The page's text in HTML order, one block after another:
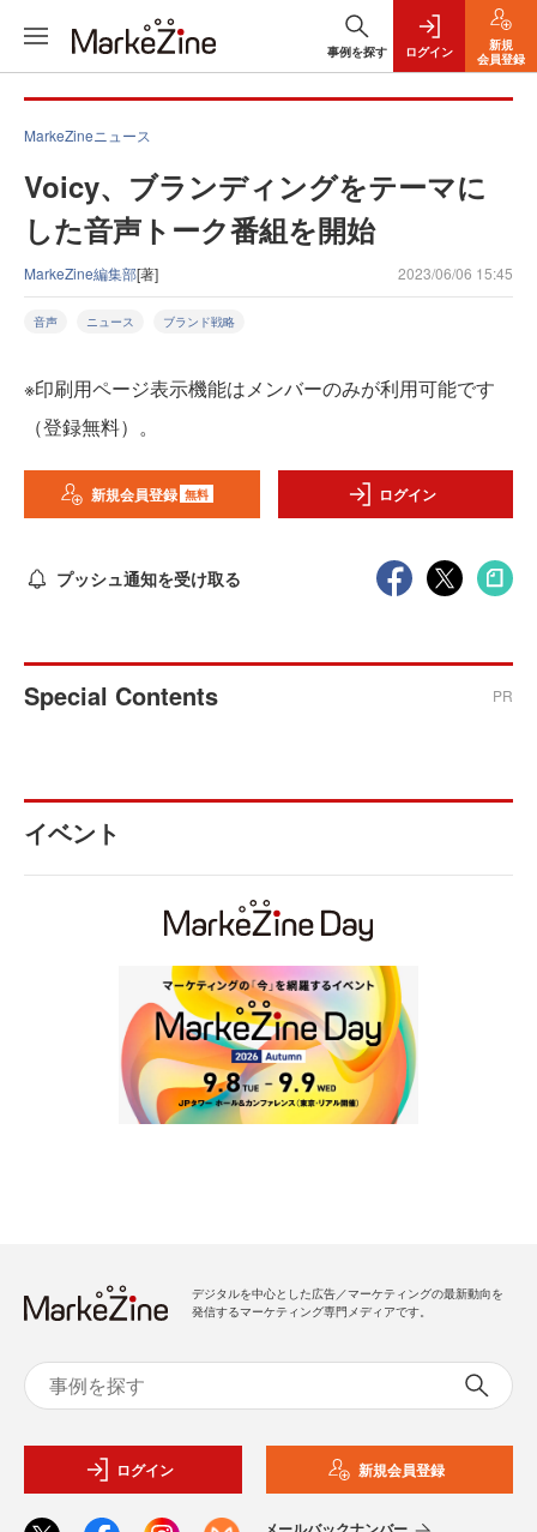
事例を探す ログイン
新規
会員登録
MarkeZineニュース
Voicy、ブランディングをテーマに
した音声トーク番組を開始
MarkeZine編集部[著] 2023/06/06 15:45
音声 ニュース ブランド戦略
※印刷用ページ表示機能はメンバーのみが利用可能です
（登録無料）。
新規会員登録 無料 ログイン
プッシュ通知を受け取る
Special Contents PR
イベント
デジタルを中心とした広告／マーケティングの最新動向を
発信するマーケティング専門メディアです。
ログイン 新規会員登録